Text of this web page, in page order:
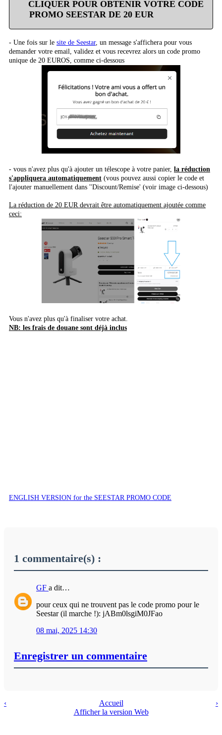
CLIQUER POUR OBTENIR VOTRE CODE
PROMO SEESTAR DE 20 EUR
- Une fois sur le site de Seestar, un message s'affichera pour vous
demander votre email, validez et vous recevrez alors un code promo
unique de 20 EUROS, comme ci-dessous
- vous n'avez plus qu'à ajouter un télescope à votre panier, la réduction
s'appliquera automatiquement (vous pouvez aussi copier le code et
l'ajouter manuellement dans ''Discount/Remise' (voir image ci-dessous)
La réduction de 20 EUR devrait être automatiquement ajoutée comme
ceci:
Vous n'avez plus qu'à finaliser votre achat.
NB: les frais de douane sont déjà inclus
ENGLISH VERSION for the SEESTAR PROMO CODE
1 commentaire(s) :
GF a dit…
pour ceux qui ne trouvent pas le code promo pour le
Seestar (il marche !): jABm0lsgiM0JFao
08 mai, 2025 14:30
Enregistrer un commentaire
‹ ›
Accueil
Afficher la version Web